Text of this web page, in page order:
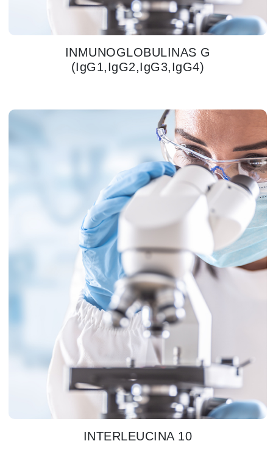
INMUNOGLOBULINAS G
(IgG1,IgG2,IgG3,IgG4)
INTERLEUCINA 10